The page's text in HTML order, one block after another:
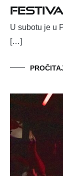
U subotu je u
[…]